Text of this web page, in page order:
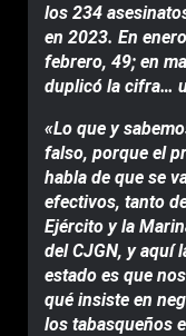
los 234
en 2023. En
febrero, 49; en
duplicó la cifra…
«Lo que y
falso, porque el
habla de que se
efectivos, tanto
Ejército y la
del CJGN, y aquí
estado es que
qué insiste en
los tabasqueños